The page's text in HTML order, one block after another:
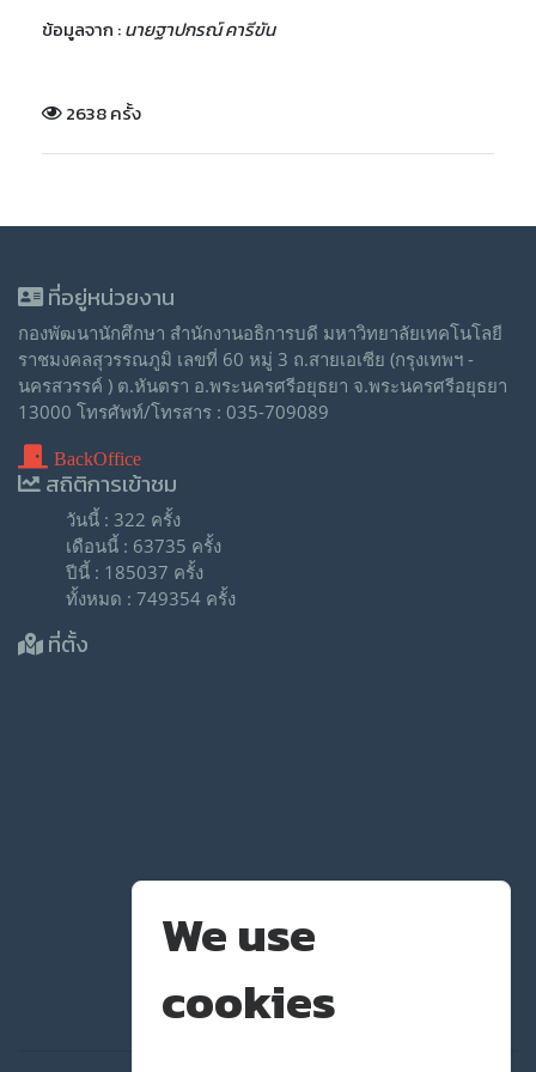
We use
cookies
ข้อมูลจาก :นายฐาปกรณ์ คารีขัน
2638 ครั้ง
ที่อยู่หน่วยงาน
กองพัฒนานักศึกษา สำนักงานอธิการบดี มหาวิทยาลัยเทคโนโลยี
ราชมงคลสุวรรณภูมิ เลขที่ 60 หมู่ 3 ถ.สายเอเซีย (กรุงเทพฯ -
นครสวรรค์ ) ต.หันตรา อ.พระนครศรีอยุธยา จ.พระนครศรีอยุธยา
13000 โทรศัพท์/โทรสาร : 035-709089
BackOffice
สถิติการเข้าชม
วันนี้ : 322 ครั้ง
เดือนนี้ : 63735 ครั้ง
ปีนี้ : 185037 ครั้ง
ทั้งหมด : 749354 ครั้ง
ที่ตั้ง